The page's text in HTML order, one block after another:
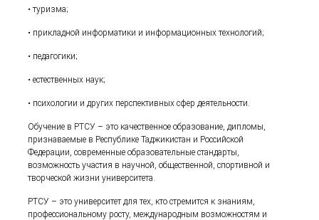
• туризма;
• прикладной информатики и информационных технологий;
• педагогики;
• естественных наук;
• психологии и других перспективных сфер деятельности.
Обучение в РТСУ – это качественное образование, дипломы,
признаваемые в Республике Таджикистан и Российской
Федерации, современные образовательные стандарты,
возможность участия в научной, общественной, спортивной и
творческой жизни университета.
РТСУ – это университет для тех, кто стремится к знаниям,
профессиональному росту, международным возможностям и